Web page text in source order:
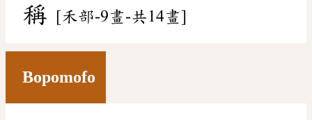
稱 [禾部-9畫-共14畫]
Bopomofo